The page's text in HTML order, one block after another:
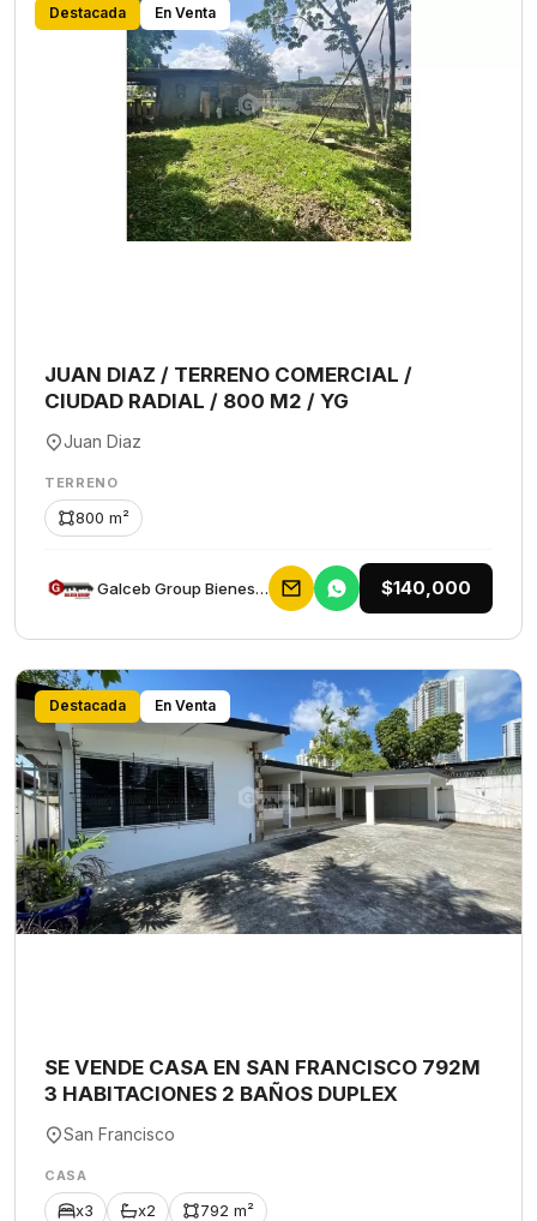
Destacada En Venta
JUAN DIAZ / TERRENO COMERCIAL /
CIUDAD RADIAL / 800 M2 / YG
Juan Diaz
TERRENO
800 m²
Galceb Group Bienes Raices $140,000
Destacada En Venta
SE VENDE CASA EN SAN FRANCISCO 792M
3 HABITACIONES 2 BAÑOS DUPLEX
San Francisco
CASA
x3 x2 792 m²